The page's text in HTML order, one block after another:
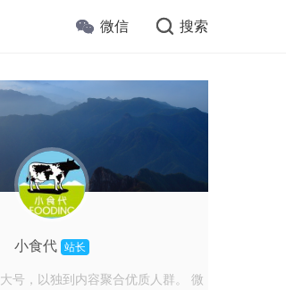
微信 搜索
小食代 站长
号，以独到内容聚合优质人群。 微